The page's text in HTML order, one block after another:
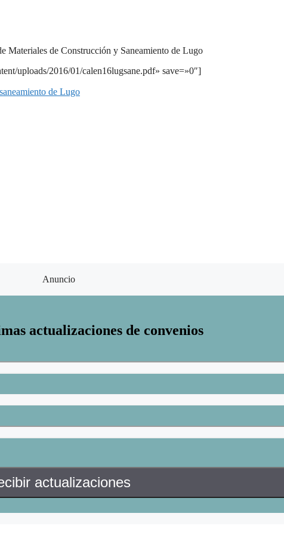
Materiales de Construcción y Saneamiento de Lugo
uploads/2016/01/calen16lugsane.pdf» save=»0″]
de Lugo
Anuncio
actualizaciones de convenios